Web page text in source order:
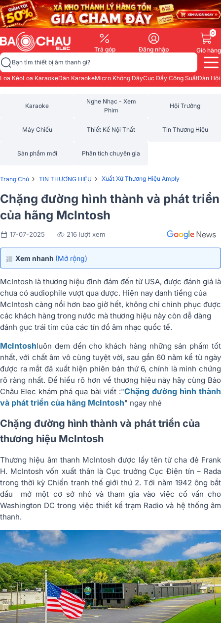
Trả góp Đăng nhập
0
Giỏ hàng
Bạn tìm thiết bị âm thanh gì?
Loa KéoLoa KaraokeDàn KaraokeMicro Không DâyCục Đẩy Công SuấtDàn
Karaoke
Nghe Nhạc - Xem
Phim
Hội Trường
Máy Chiếu Thiết Kế Nội Thất Tin Thương Hiệu
Sản phẩm mới Phân tích chuyên gia
Trang Chủ › TIN THƯƠNG HIỆU › Xuất Xứ Thương Hiệu Amply
Chặng đường hình thành và phát triển
của hãng McIntosh
17-07-2025 216 lượt xem
Xem nhanh (Mở rộng)
McIntosh là thương hiệu đình đám đến từ USA, được đánh giá là
chưa có audiophile vượt qua được. Hiện nay danh tiếng của
McIntosh càng nổi hơn bao giờ hết, không chỉ chinh phục được
các khách hàng trong nước mà thương hiệu này còn dễ dàng
đánh gục trái tim của các tín đồ âm nhạc quốc tế.
McIntoshluôn đem đến cho khách hàng những sản phẩm tốt
nhất, với chất âm vô cùng tuyệt vời, sau gần 60 năm kể từ ngày
được ra mắt đã xuất hiện phiên bản thứ 6, chính là minh chứng
rõ ràng nhất. Để hiểu rõ hơn về thương hiệu này hãy cùng Bảo
Châu Elec khám phá qua bài viết :"Chặng đường hình thành
và phát triển của hãng McIntosh" ngay nhé
Chặng đường hình thành và phát triển của
thương hiệu McIntosh
Thương hiệu âm thanh McIntosh được lấy tên từ cha đẻ Frank
H. McIntosh vốn xuất thân là Cục trưởng Cục Điện tín – Rada
trong thời kỳ Chiến tranh thế giới thứ 2. Tới năm 1942 ông bắt
đầu mở một cơ sở nhỏ và tham gia vào việc cố vấn cho
Washington DC trong việc thiết kế trạm Radio và hệ thống âm
thanh.